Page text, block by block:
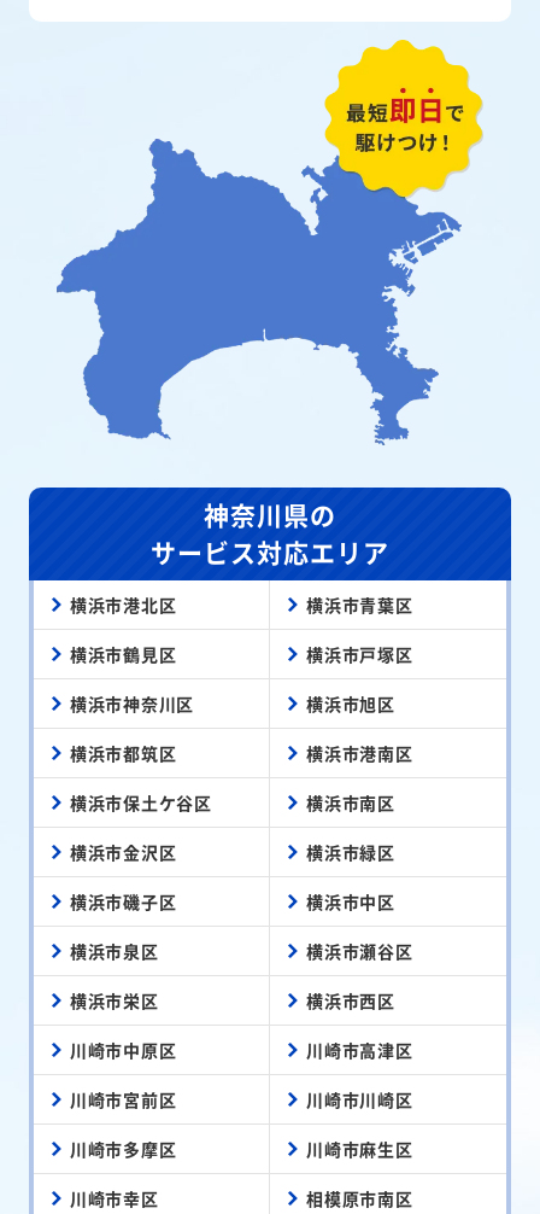
神奈川県の
サービス対応エリア
横浜市港北区 横浜市青葉区
横浜市鶴見区 横浜市戸塚区
横浜市神奈川区 横浜市旭区
横浜市都筑区 横浜市港南区
横浜市保土ケ谷区 横浜市南区
横浜市金沢区 横浜市緑区
横浜市磯子区 横浜市中区
横浜市泉区 横浜市瀬谷区
横浜市栄区 横浜市西区
川崎市中原区 川崎市高津区
川崎市宮前区 川崎市川崎区
川崎市多摩区 川崎市麻生区
川崎市幸区 相模原市南区